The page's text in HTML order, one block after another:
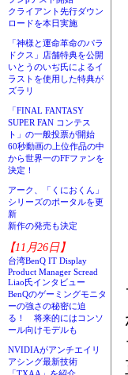
クライアント先行ダウン
ロードを本日実施
「神様と運命革命のパラ
ドクス」店舗特典を公開
いとうのいぢ氏によるイ
ラストを使用した特典が
ズラリ
「FINAL FANTASY
SUPER FAN コンテス
ト」の一般投票が開始
60秒動画の上位作品の中
から世界一のFFファンを
決定！
アーク、「くにおくん」
シリーズのポータルを更
新
新作の発売も決定
【11月26日】
台湾BenQ IT Display
Product Manager Scread
Liao氏インタビュー
BenQのゲーミングモニタ
ーの強さの秘密に迫
る！ 将来的にはコンソ
ール向けモデルも
NVIDIAがアンチエイリ
アシング最新技術